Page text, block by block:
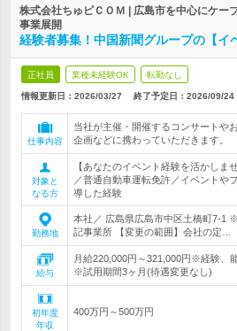
株式会社ちゅピＣＯＭ | 広島市を中心にケー
事業展開
経験者募集！中国新聞グループの【
正社員 業種未経験OK 転勤なし
情報更新日：2026/03/27 終了予定日： 2026/09/24
仕事内容
当社が主催・開催するコンサートや
企画などに携わっていただきます。
対象と
なる方
【あなたのイベント経験を活かしま
／普通自動車運転免許／イベントや
導した経験
勤務地
本社／ 広島県広島市中区土橋町7-1
記事業所 【変更の範囲】会社の定…
給与
月給220,000円～321,000円※経験、
※試用期間3ヶ月(待遇変更なし)
初年度
年収
400万円～500万円